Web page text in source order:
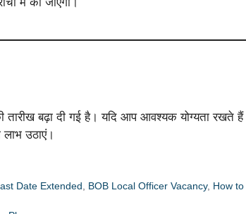
बढ़ा दी गई है। यदि आप आवश्यक योग्यता रखते हैं
उठाएं।
Date Extended BOB Local Officer Vacancy, How to